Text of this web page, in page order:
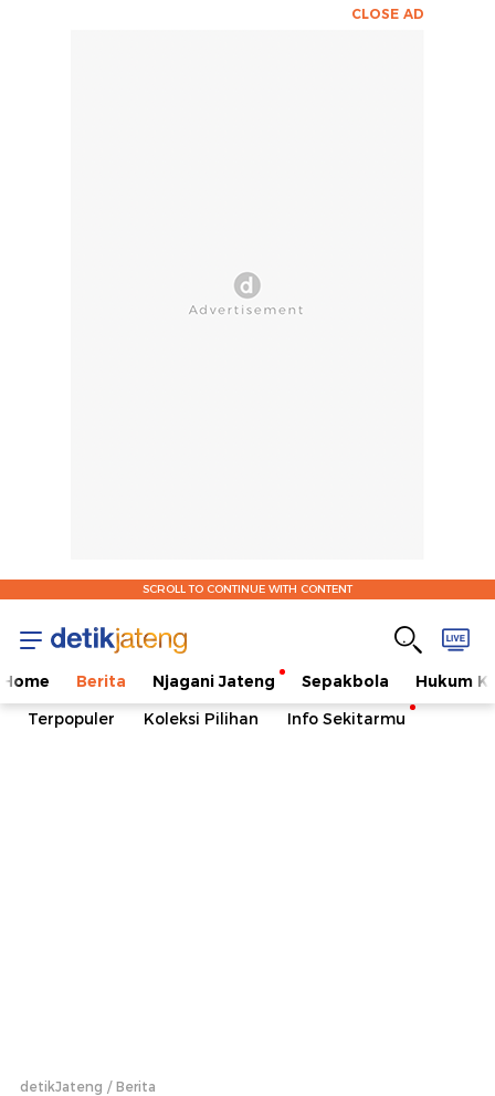
CLOSE AD
SCROLL TO CONTINUE WITH CONTENT
Home Berita Njagani Jateng Sepakbola
Hukum
Terpopuler
Koleksi Pilihan Info Sekitarmu
detikJateng Berita